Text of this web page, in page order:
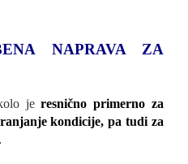
NAPRAVA ZA
kolo jeresnično primerno za
kondicije, pa tudi za
.